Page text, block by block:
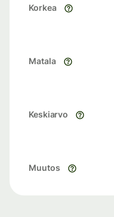
Korkea
Matala
Keskiarvo
Muutos